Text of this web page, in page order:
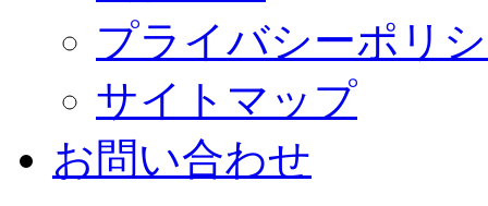
プライバシーポリ
サイトマップ
お問い合わせ